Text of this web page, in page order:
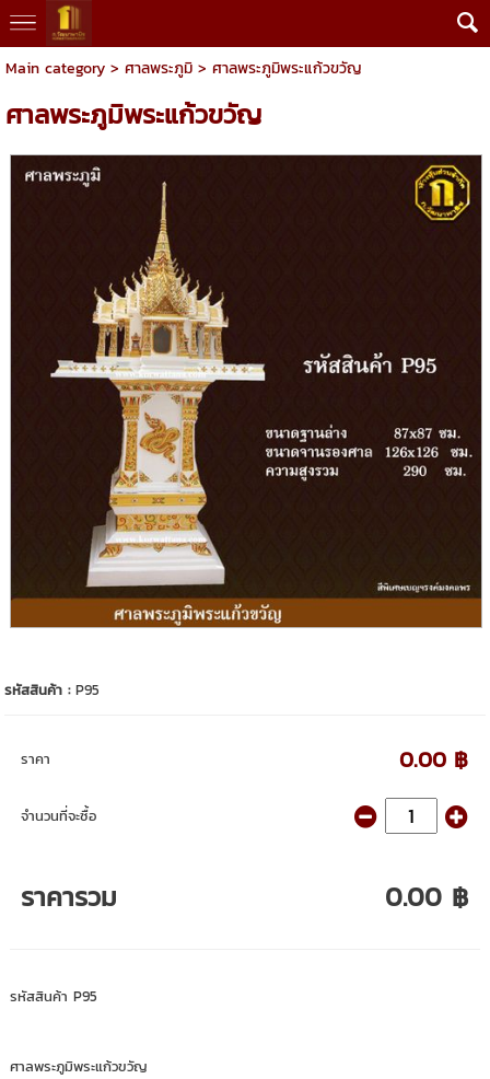
Main category> ศาลพระภูมิ> ศาลพระภูมิพระแก้วขวัญ
ศาลพระภูมิพระแก้วขวัญ
รหัสสินค้า :P95
ราคา 0.00 ฿
จำนวนที่จะซื้อ
ราคารวม 0.00 ฿
รหัสสินค้า P95
ศาลพระภูมิพระแก้วขวัญ